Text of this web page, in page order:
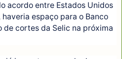
acordo entre Estados Unidos
espaço para o Banco
cortes da Selic na próxima